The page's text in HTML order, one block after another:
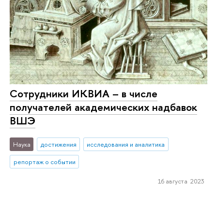
Сотрудники ИКВИА – в числе
получателей академических надбавок
ВШЭ
Наука достижения
исследования и аналитика
репортаж о событии
16 августа 2023